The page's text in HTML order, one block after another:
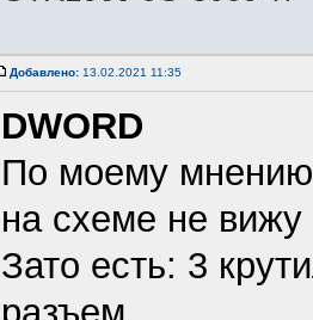
Добавлено: 13.02.2021 11:35
DWORD
По моему мнению
на схеме не
Зато есть: 3